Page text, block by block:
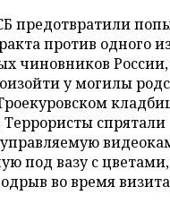
предотвратили
против одного
чиновников
у могилы
Террористы спрятали
под вазу с
во время